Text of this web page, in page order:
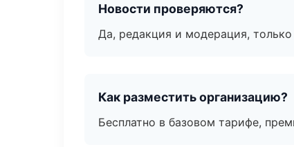
Новости проверяются?
Да, редакция и модерация,
Как разместить организацию?
Бесплатно в базовом тарифе,